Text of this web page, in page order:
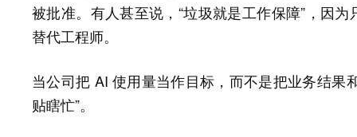
被批准。有人甚至说，“垃圾就是工作保障”，因
替代工程师。
当公司把 AI 使用量当作目标，而不是把业务结果
贴瞎忙”。